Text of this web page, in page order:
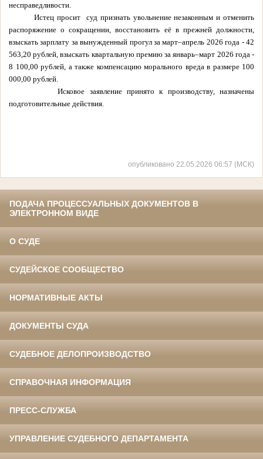
несправедливости.
Истец просит
суд признать увольнение незаконным и отменить
распоряжение о сокращении, восстановить её в прежней должности,
взыскать зарплату за вынужденный прогул за март–апрель 2026 года - 42
563,20 рублей, взыскать квартальную премию за январь–март 2026 года -
8 100,00 рублей, а также компенсацию морального вреда в размере 100
000,00 рублей.
Исковое заявление принято к производству, назначены
подготовительные действия.
опубликовано 22.05.2026 06:57 (МСК)
ПОДАЧА ПРОЦЕССУАЛЬНЫХ ДОКУМЕНТОВ В
ЭЛЕКТРОННОМ ВИДЕ
О СУДЕ
СУДЕЙСКОЕ СООБЩЕСТВО
НОРМАТИВНЫЕ АКТЫ
ДОКУМЕНТЫ СУДА
СУДЕБНОЕ ДЕЛОПРОИЗВОДСТВО
СПРАВОЧНАЯ ИНФОРМАЦИЯ
ПРЕСС-СЛУЖБА
УПРАВЛЕНИЕ СУДЕБНОГО ДЕПАРТАМЕНТА